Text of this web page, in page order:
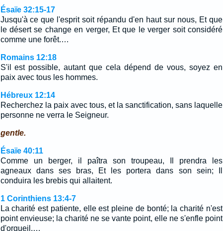
Ésaïe 32:15-17
Jusqu'à ce que l'esprit soit répandu d'en haut sur nous, Et que
le désert se change en verger, Et que le verger soit considéré
comme une forêt.…
Romains 12:18
S'il est possible, autant que cela dépend de vous, soyez en
paix avec tous les hommes.
Hébreux 12:14
Recherchez la paix avec tous, et la sanctification, sans laquelle
personne ne verra le Seigneur.
gentle.
Ésaïe 40:11
Comme un berger, il paîtra son troupeau, Il prendra les
agneaux dans ses bras, Et les portera dans son sein; Il
conduira les brebis qui allaitent.
1 Corinthiens 13:4-7
La charité est patiente, elle est pleine de bonté; la charité n'est
point envieuse; la charité ne se vante point, elle ne s'enfle point
d'orgueil,…